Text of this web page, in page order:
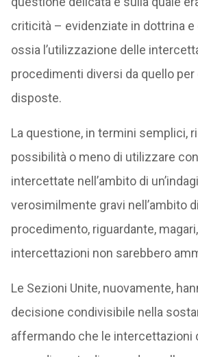
criticità – evidenziate in dottrina
ossia l’utilizzazione delle
procedimenti diversi da quello
disposte.
La questione, in termini semplici,
possibilità o meno di utilizzare
intercettate nell’ambito di
verosimilmente gravi nell’ambito
procedimento, riguardante,
intercettazioni non sarebbero
Le Sezioni Unite, nuovamente,
decisione condivisibile nella
affermando che le intercettazioni